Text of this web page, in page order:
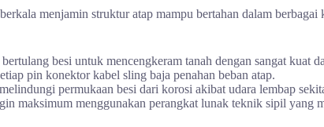
menjamin struktur atap mampu bertahan dalam
besi untuk mencengkeram tanah dengan sangat kuat
pin konektor kabel sling baja penahan beban atap.
permukaan besi dari korosi akibat udara lembap
maksimum menggunakan perangkat lunak teknik sipil yang